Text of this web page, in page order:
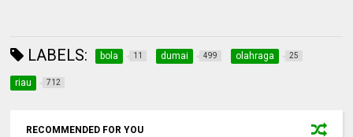
LABELS: bola 11 dumai 499 olahraga 25
riau 712
RECOMMENDED FOR YOU